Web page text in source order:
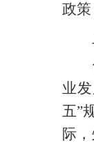
政策
业
五”
际